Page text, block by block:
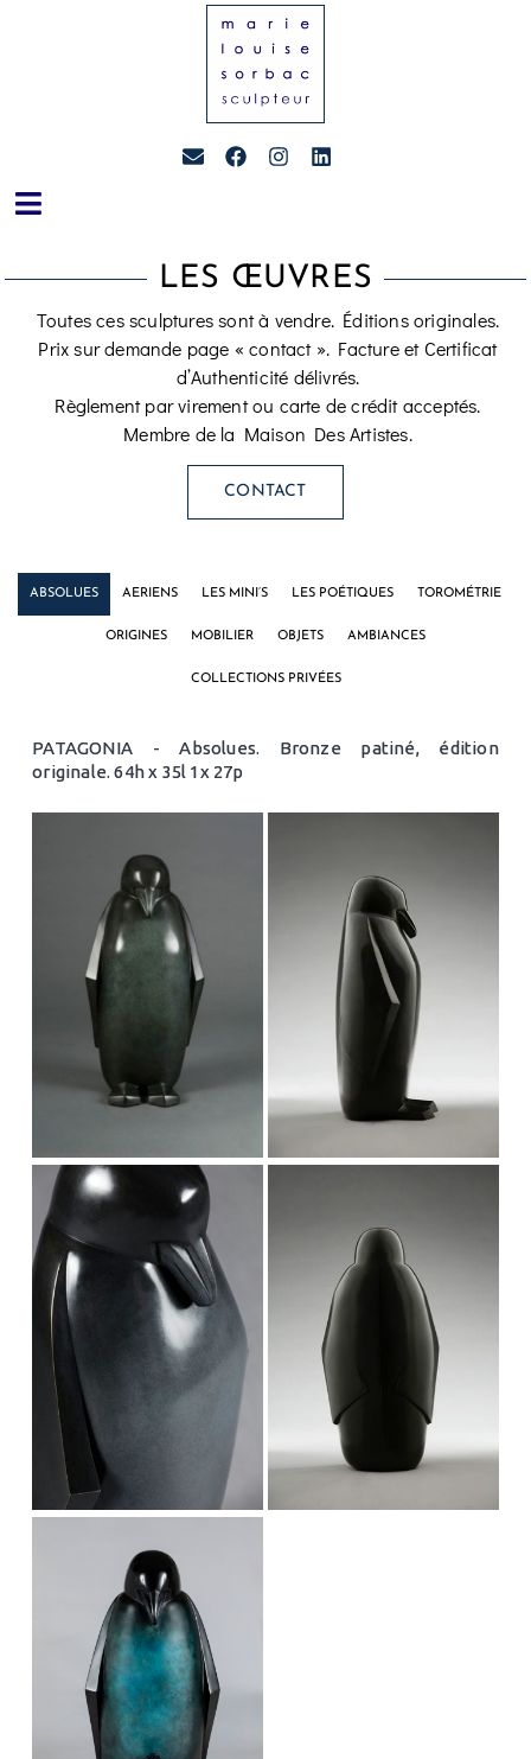
LES ŒUVRES
Toutes ces sculptures sont à vendre. Éditions originales.
Prix sur demande page « contact ». Facture et Certificat
d’Authenticité délivrés.
Règlement par virement ou carte de crédit acceptés.
Membre de la Maison Des Artistes.
CONTACT
ABSOLUES AERIENS LES MINI’S LES POÉTIQUES TOROMÉTRIE
ORIGINES MOBILIER OBJETS AMBIANCES
COLLECTIONS PRIVÉES
PATAGONIA - Absolues. Bronze patiné, édition
originale. 64h x 35l 1x 27p